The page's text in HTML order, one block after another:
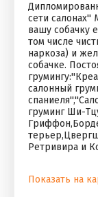
сети салонах''
вашу собачку
том числе
наркоза) и
собачке.
салонный
груминг Ши-
Ретривира и
Показать на